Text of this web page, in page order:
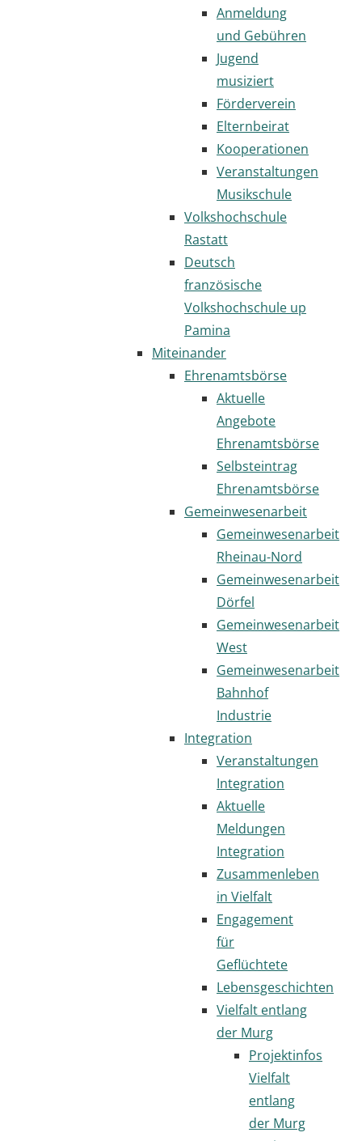
Anmeldung
und Gebühren
Jugend
musiziert
Förderverein
Elternbeirat
Kooperationen
Veranstaltungen
Musikschule
Volkshochschule
Rastatt
Deutsch
französische
Volkshochschule up
Pamina
Miteinander
Ehrenamtsbörse
Aktuelle
Angebote
Ehrenamtsbörse
Selbsteintrag
Ehrenamtsbörse
Gemeinwesenarbeit
Gemeinwesenarbeit
Rheinau-Nord
Gemeinwesenarbeit
Dörfel
Gemeinwesenarbeit
West
Gemeinwesenarbeit
Bahnhof
Industrie
Integration
Veranstaltungen
Integration
Aktuelle
Meldungen
Integration
Zusammenleben
in Vielfalt
Engagement
für
Geflüchtete
Lebensgeschichten
Vielfalt entlang
der Murg
Projektinfos
Vielfalt
entlang
der Murg